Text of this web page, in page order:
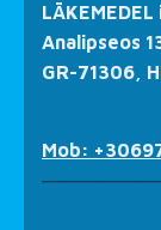
LÄKEMEDEL
Analipseos
GR-71306,
Mob: